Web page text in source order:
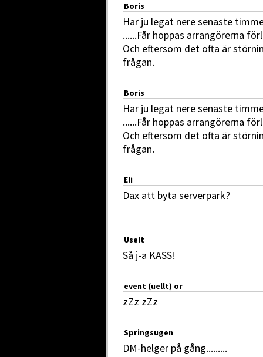
Boris
Har ju legat nere senaste
......Får hoppas arrangörerna
Och eftersom det ofta är
frågan.
Boris
Har ju legat nere senaste
......Får hoppas arrangörerna
Och eftersom det ofta är
frågan.
Eli
Dax att byta serverpark?
Uselt
Så j-a KASS!
event (uellt) or
zZz zZz
Springsugen
DM-helger på gång.........